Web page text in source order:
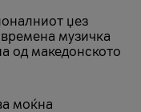
џез
музичка
од македонското
моќна